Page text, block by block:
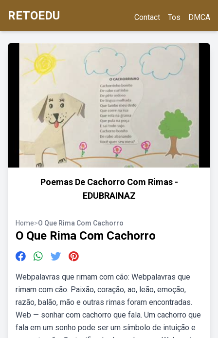
RETOEDU Contact Tos DMCA
Poemas De Cachorro Com Rimas -
EDUBRAINAZ
Home>O Que Rima Com Cachorro
O Que Rima Com Cachorro
Webpalavras que rimam com cão: Webpalavras que
rimam com cão. Paixão, coração, ao, leão, emoção,
razão, balão, mão e outras rimas foram encontradas.
Web — sonhar com cachorro que fala. Um cachorro que
fala em um sonho pode ser um símbolo de intuição e